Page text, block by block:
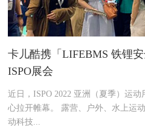
卡儿酷携「LIFEBMS 铁锂
ISPO展会
近日，ISPO 2022 亚洲（夏季）运
心拉开帷幕。 露营、户外、水上运
动科技...